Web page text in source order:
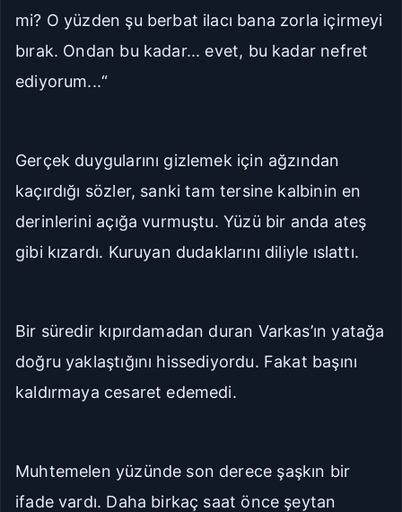
mi? O yüzden şu berbat ilacı bana zorla içirmeyi
bırak. Ondan bu kadar... evet, bu kadar nefret
ediyorum...“
Gerçek duygularını gizlemek için ağzından
kaçırdığı sözler, sanki tam tersine kalbinin en
derinlerini açığa vurmuştu. Yüzü bir anda ateş
gibi kızardı. Kuruyan dudaklarını diliyle ıslattı.
Bir süredir kıpırdamadan duran Varkas’ın yatağa
doğru yaklaştığını hissediyordu. Fakat başını
kaldırmaya cesaret edemedi.
Muhtemelen yüzünde son derece şaşkın bir
ifade vardı. Daha birkaç saat önce şeytan